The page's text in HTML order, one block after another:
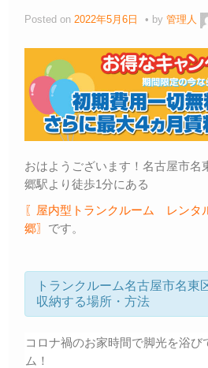
Posted on 2022年5月6日 by 管理人
おはようございます！名古屋市名
郷駅より徒歩1分にある
〖屋内型トランクルーム レンタ
郷〗 です。
トランクルーム名古屋市名東
収納する場所・方法
コロナ禍のお家時間で脚光を浴び
ム！